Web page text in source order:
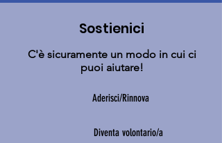
Sostienici
C'è sicuramente un modo in cui ci
puoi aiutare!
Aderisci/Rinnova
Diventa volontario/a